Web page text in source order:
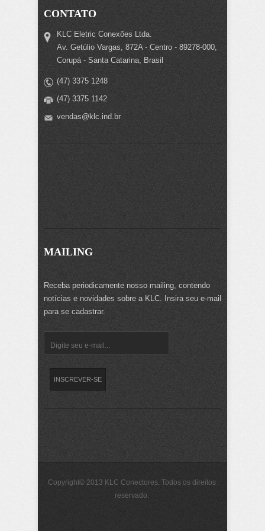
CONTATO
KLC Eletric Conexões Ltda.
Av. Getúlio Vargas, 872A - Centro - 89278-000,
Corupá - Santa Catarina, Brasil
(47) 3375 1248
(47) 3375 1142
vendas@klc.ind.br
MAILING
Receba periodicamente nosso mailing, contendo
notícias e novidades sobre a KLC. Insira seu e-mail
para se cadastrar.
Copyright© 2013 KLC Conectores. Todos os direitos
reservado.